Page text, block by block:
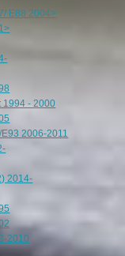
E88 2004>
1994 - 2000
2006-2011
2014-
2010